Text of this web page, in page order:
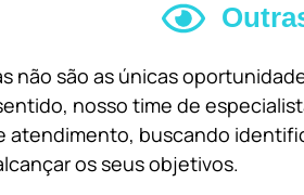
não são as únicas
nosso time de
atendimento, buscando
os seus objetivos.